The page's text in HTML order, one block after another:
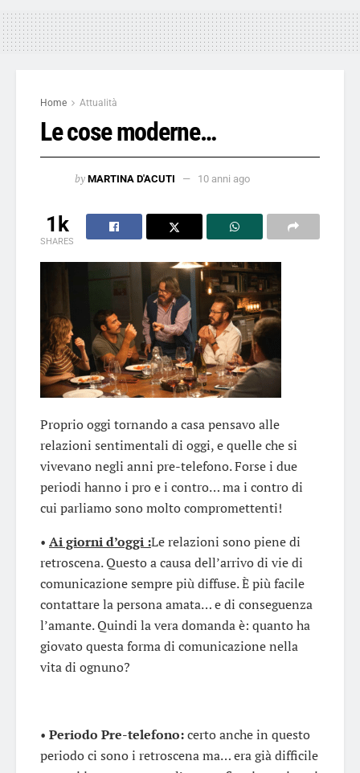
Home Attualità
Le cose moderne…
by MARTINA D'ACUTI 10 anni ago
1k
SHARES
Proprio oggi tornando a casa pensavo alle
relazioni sentimentali di oggi, e quelle che si
vivevano negli anni pre-telefono. Forse i due
periodi hanno i pro e i contro… ma i contro di
cui parliamo sono molto compromettenti!
• Aigiorni d’oggi :Le relazioni sono piene di
retroscena. Questo a causa dell’arrivo di vie di
comunicazione sempre più diffuse. È più facile
contattare la persona amata… e di conseguenza
l’amante. Quindi la vera domanda è: quanto ha
giovato questa forma di comunicazione nella
vita di ognuno?
• Periodo Pre-telefono:certo anche in questo
periodo ci sono i retroscena ma… era già difficile